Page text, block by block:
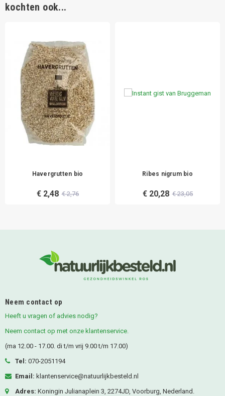
kochten ook...
Havergrutten bio
€ 2,48 € 2,76
Ribes nigrum bio
€ 20,28 € 23,05
Neem contact op
Heeft u vragen of advies nodig?
Neem contact op met onze klantenservice.
(ma 12.00 - 17.00. di t/m vrij 9.00 t/m 17.00)
Tel: 070-2051194
Email: klantenservice@natuurlijkbesteld.nl
Adres: Koningin Julianaplein 3, 2274JD, Voorburg, Nederland.